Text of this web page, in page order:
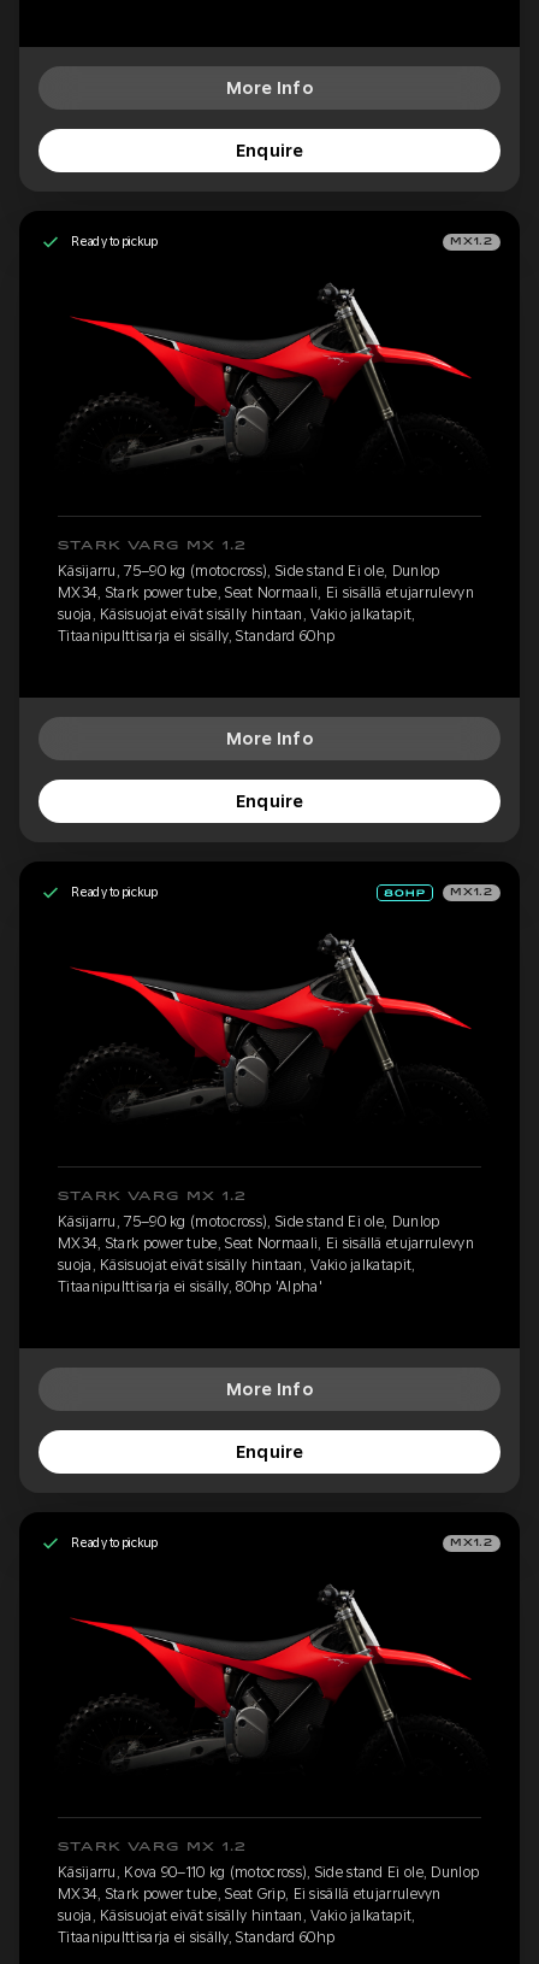
More Info
Enquire
Ready to pickup MX1.2
STARK VARG MX 1.2
Käsijarru, 75–90 kg (motocross), Side stand Ei ole, Dunlop
MX34, Stark power tube, Seat Normaali, Ei sisällä etujarrulevyn
suoja, Käsisuojat eivät sisälly hintaan, Vakio jalkatapit,
Titaanipulttisarja ei sisälly, Standard 60hp
More Info
Enquire
Ready to pickup MX1.2
STARK VARG MX 1.2
Käsijarru, 75–90 kg (motocross), Side stand Ei ole, Dunlop
MX34, Stark power tube, Seat Normaali, Ei sisällä etujarrulevyn
suoja, Käsisuojat eivät sisälly hintaan, Vakio jalkatapit,
Titaanipulttisarja ei sisälly, 80hp 'Alpha'
More Info
Enquire
Ready to pickup MX1.2
STARK VARG MX 1.2
Käsijarru, Kova 90–110 kg (motocross), Side stand Ei ole, Dunlop
MX34, Stark power tube, Seat Grip, Ei sisällä etujarrulevyn
suoja, Käsisuojat eivät sisälly hintaan, Vakio jalkatapit,
Titaanipulttisarja ei sisälly, Standard 60hp